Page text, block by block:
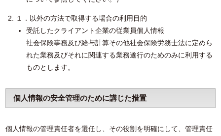
１．以外の方法で取得する場合の利用目的
受託したクライアント企業の従業員個人情報
社会保険事務及び給与計算その他社会保険労務士法に定めら
れた業務及びそれに関連する業務遂行のためのみに利用する
ものとします。
個人情報の安全管理のために講じた措置
個人情報の管理責任者を選任し、その役割を明確にして、管理責任